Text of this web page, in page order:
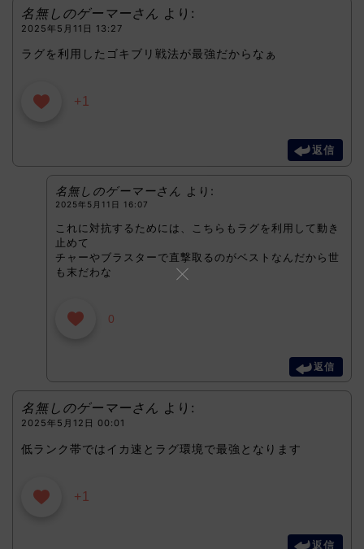
名無しのゲーマーさん より:
2025年5月11日 13:27
ラグを利用したゴキブリ戦法が最強だからなぁ
+1
返信
名無しのゲーマーさん より:
2025年5月11日 16:07
これに対抗するためには、こちらもラグを利用して動き
止めて
チャーやブラスターで直撃取るのがベストなんだから世
も末だわな
0
返信
名無しのゲーマーさん より:
2025年5月12日 00:01
低ランク帯ではイカ速とラグ環境で最強となります
+1
返信